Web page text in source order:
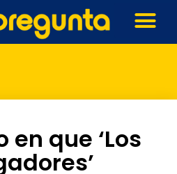
en que ‘Los